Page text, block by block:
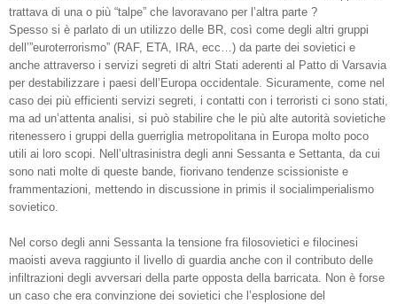
trattava di una o più “talpe” che lavoravano per l’altra parte ?
Spesso si è parlato di un utilizzo delle BR, così come degli altri gruppi
dell’”euroterrorismo” (RAF, ETA, IRA, ecc…) da parte dei sovietici e
anche attraverso i servizi segreti di altri Stati aderenti al Patto di Varsavia
per destabilizzare i paesi dell’Europa occidentale. Sicuramente, come nel
caso dei più efficienti servizi segreti, i contatti con i terroristi ci sono stati,
ma ad un’attenta analisi, si può stabilire che le più alte autorità sovietiche
ritenessero i gruppi della guerriglia metropolitana in Europa molto poco
utili ai loro scopi. Nell’ultrasinistra degli anni Sessanta e Settanta, da cui
sono nati molte di queste bande, fiorivano tendenze scissioniste e
frammentazioni, mettendo in discussione in primis il socialimperialismo
sovietico.
Nel corso degli anni Sessanta la tensione fra filosovietici e filocinesi
maoisti aveva raggiunto il livello di guardia anche con il contributo delle
infiltrazioni degli avversari della parte opposta della barricata. Non è forse
un caso che era convinzione dei sovietici che l’esplosione del